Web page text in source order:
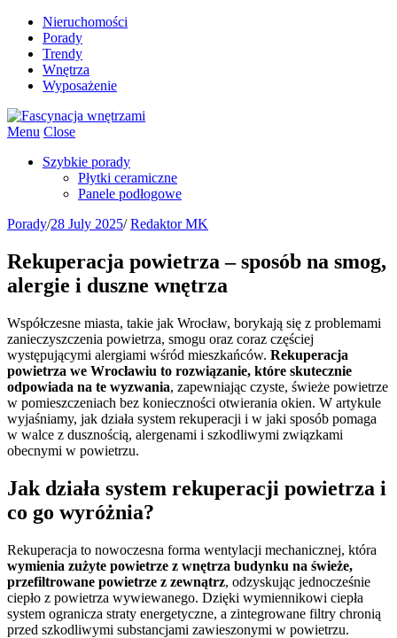
Nieruchomości
Porady
Trendy
Wnętrza
Wyposażenie
Menu Close
Szybkie porady
Płytki ceramiczne
Panele podłogowe
Porady/28 July 2025/ Redaktor MK
Rekuperacja powietrza – sposób na smog,
alergie i duszne wnętrza
Współczesne miasta, takie jak Wrocław, borykają się z problemami
zanieczyszczenia powietrza, smogu oraz coraz częściej
występującymi alergiami wśród mieszkańców. Rekuperacja
powietrza we Wrocławiu to rozwiązanie, które skutecznie
odpowiada na te wyzwania, zapewniając czyste, świeże powietrze
w pomieszczeniach bez konieczności otwierania okien. W artykule
wyjaśniamy, jak działa system rekuperacji i w jaki sposób pomaga
w walce z dusznością, alergenami i szkodliwymi związkami
obecnymi w powietrzu.
Jak działa system rekuperacji powietrza i
co go wyróżnia?
Rekuperacja to nowoczesna forma wentylacji mechanicznej, która
wymienia zużyte powietrze z wnętrza budynku na świeże,
przefiltrowane powietrze z zewnątrz, odzyskując jednocześnie
ciepło z powietrza wywiewanego. Dzięki wymiennikowi ciepła
system ogranicza straty energetyczne, a zintegrowane filtry chronią
przed szkodliwymi substancjami zawieszonymi w powietrzu.